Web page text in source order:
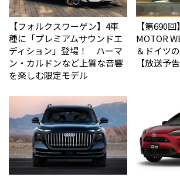
【フォルクスワーゲン】4車
種に「プレミアムサウンドエ
ディション」登場！ ハーマ
ン・カルドンなど上質な音響
を楽しむ限定モデル
【第690
MOTOR
＆ドイツ
【放送予告